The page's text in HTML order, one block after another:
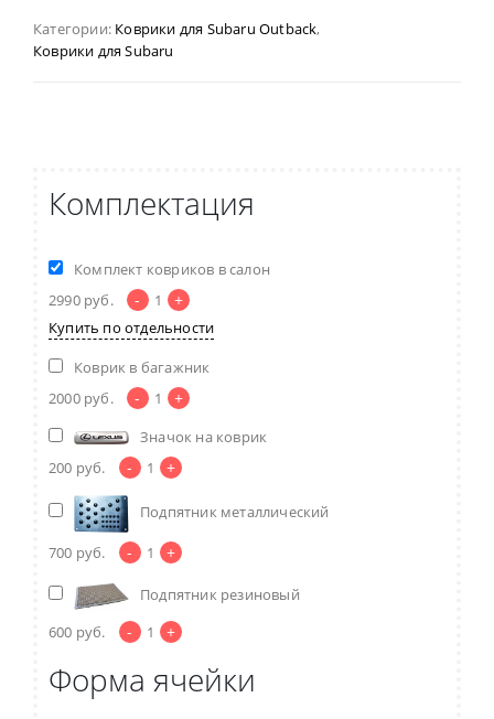
Категории: Коврики для Subaru Outback,
Коврики для Subaru
Комплектация
Комплект ковриков в салон
2990 руб. - 1 +
Купить по отдельности
Коврик в багажник
2000 руб. - 1 +
Значок на коврик
200 руб. - 1 +
Подпятник металлический
700 руб. - 1 +
Подпятник резиновый
600 руб. - 1 +
Форма ячейки